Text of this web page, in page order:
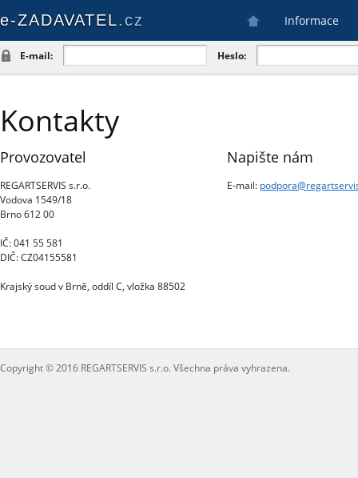
e-ZADAVATEL.cz Informace
E-mail: Heslo:
Kontakty
Provozovatel
REGARTSERVIS s.r.o.
Vodova 1549/18
Brno 612 00
IČ: 041 55 581
DIČ: CZ04155581
Krajský soud v Brně, oddíl C, vložka 88502
Napište nám
E-mail: podpora@
Copyright © 2016 REGARTSERVIS s.r.o. Všechna práva vyhrazena.